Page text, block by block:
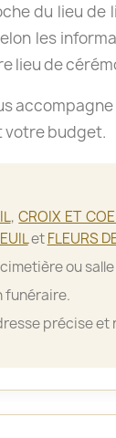
du lieu de
les
lieu de
votre budget.
,CROIX ET
etFLEURS
ou
funéraire.
précise